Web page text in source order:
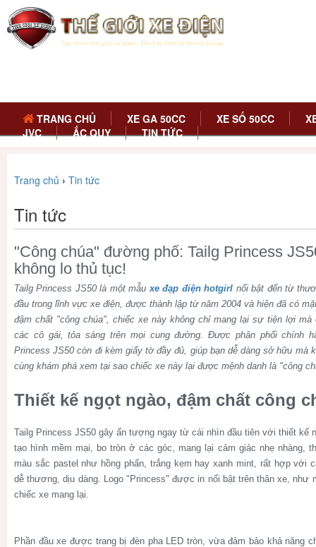
TRANG CHỦ XE GA 50CC XE SỐ 50CC
JVC
ẮC QUY TIN TỨC
Trang chủ › Tin tức
Tin tức
"Công chúa" đường phố: Tailg Princess
không lo thủ tục!
Tailg Princess JS50 là một mẫu xe đạp điện hotgirl nổi bật đến từ
đầu trong lĩnh vực xe điện, được thành lập từ năm 2004 và hiện đã có
đậm chất "công chúa", chiếc xe này không chỉ mang lại sự tiện lợi
các cô gái, tỏa sáng trên mọi cung đường. Được phân phối chính
Princess JS50 còn đi kèm giấy tờ đầy đủ, giúp bạn dễ dàng sở hữu mà
cùng khám phá xem tại sao chiếc xe này lại được mệnh danh là "công
Thiết kế ngọt ngào, đậm chất công
Tailg Princess JS50 gây ấn tượng ngay từ cái nhìn đầu tiên với thiết kế
tạo hình mềm mại, bo tròn ở các góc, mang lại cảm giác nhẹ nhàng,
màu sắc pastel như hồng phấn, trắng kem hay xanh mint, rất hợp với
dễ thương, dịu dàng. Logo "Princess" được in nổi bật trên thân xe, như
chiếc xe mang lại.
Phần đầu xe được trang bị đèn pha LED tròn, vừa đảm bảo khả năng